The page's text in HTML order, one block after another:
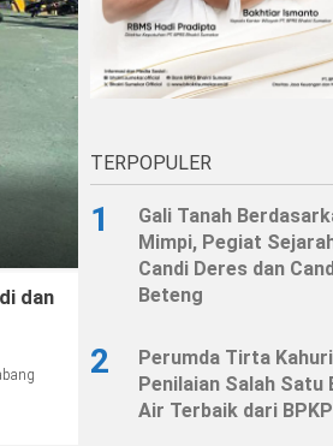
dan
TERPOPULER
1
Gali Tanah
Mimpi, Pegiat
Candi Deres dan
Beteng
2
Perumda Tirta
Penilaian Salah Satu
Air Terbaik dari